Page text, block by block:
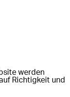
werden
Richtigkeit und